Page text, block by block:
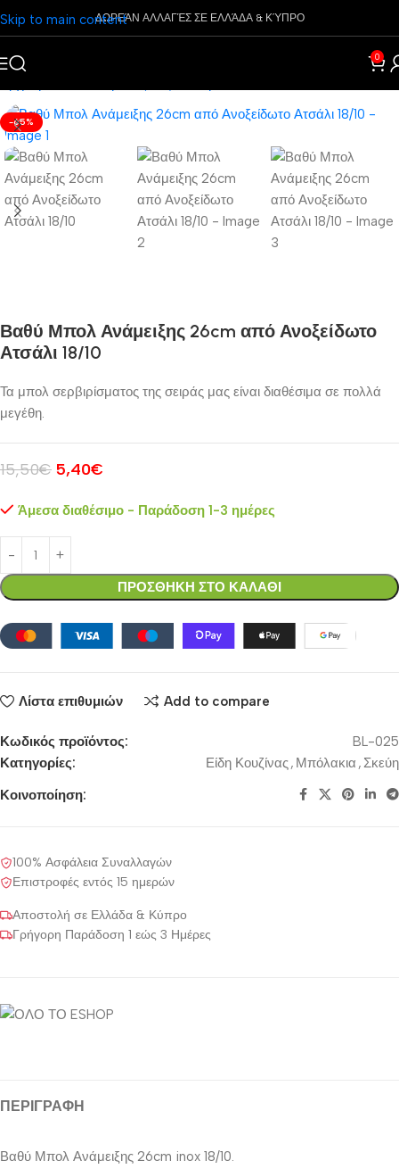
Skip to main contentΔΩΡΕΆΝ ΑΛΛΑΓΈΣ ΣΕ ΕΛΛΆΔΑ & ΚΎΠΡΟ
0
-65%
Βαθύ Μπολ Ανάμειξης 26cm από Ανοξείδωτο
Ατσάλι 18/10
Τα μπολ σερβιρίσματος της σειράς μας είναι διαθέσιμα σε πολλά
μεγέθη.
15,50€ 5,40€
Άμεσα διαθέσιμο - Παράδοση 1-3 ημέρες
ΠΡΟΣΘΗΚΗ ΣΤΟ ΚΑΛΑΘΙ
Λίστα επιθυμιών Add to compare
Κωδικός προϊόντος:
BL-025
Κατηγορίες:
Είδη Κουζίνας, Μπόλακια ,Σκεύη
Κοινοποίηση:
100% Ασφάλεια Συναλλαγών
Επιστροφές εντός 15 ημερών
Αποστολή σε Ελλάδα & Κύπρο
Γρήγορη Παράδοση 1 εώς 3 Ημέρες
ΠΕΡΙΓΡΑΦΉ
Βαθύ Μπολ Ανάμειξης 26cm inox 18/10.